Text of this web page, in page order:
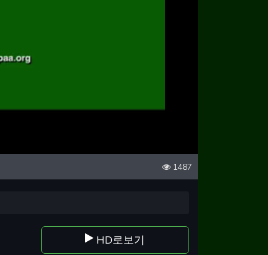
1487
HD로보기